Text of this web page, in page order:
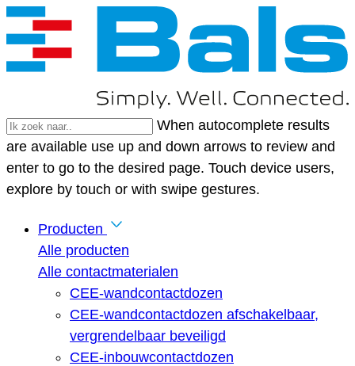
When autocomplete results
are available use up and down arrows to review and
enter to go to the desired page. Touch device users,
explore by touch or with swipe gestures.
Producten
Alle producten
Alle contactmaterialen
CEE-wandcontactdozen
CEE-wandcontactdozen afschakelbaar,
vergrendelbaar beveiligd
CEE-inbouwcontactdozen